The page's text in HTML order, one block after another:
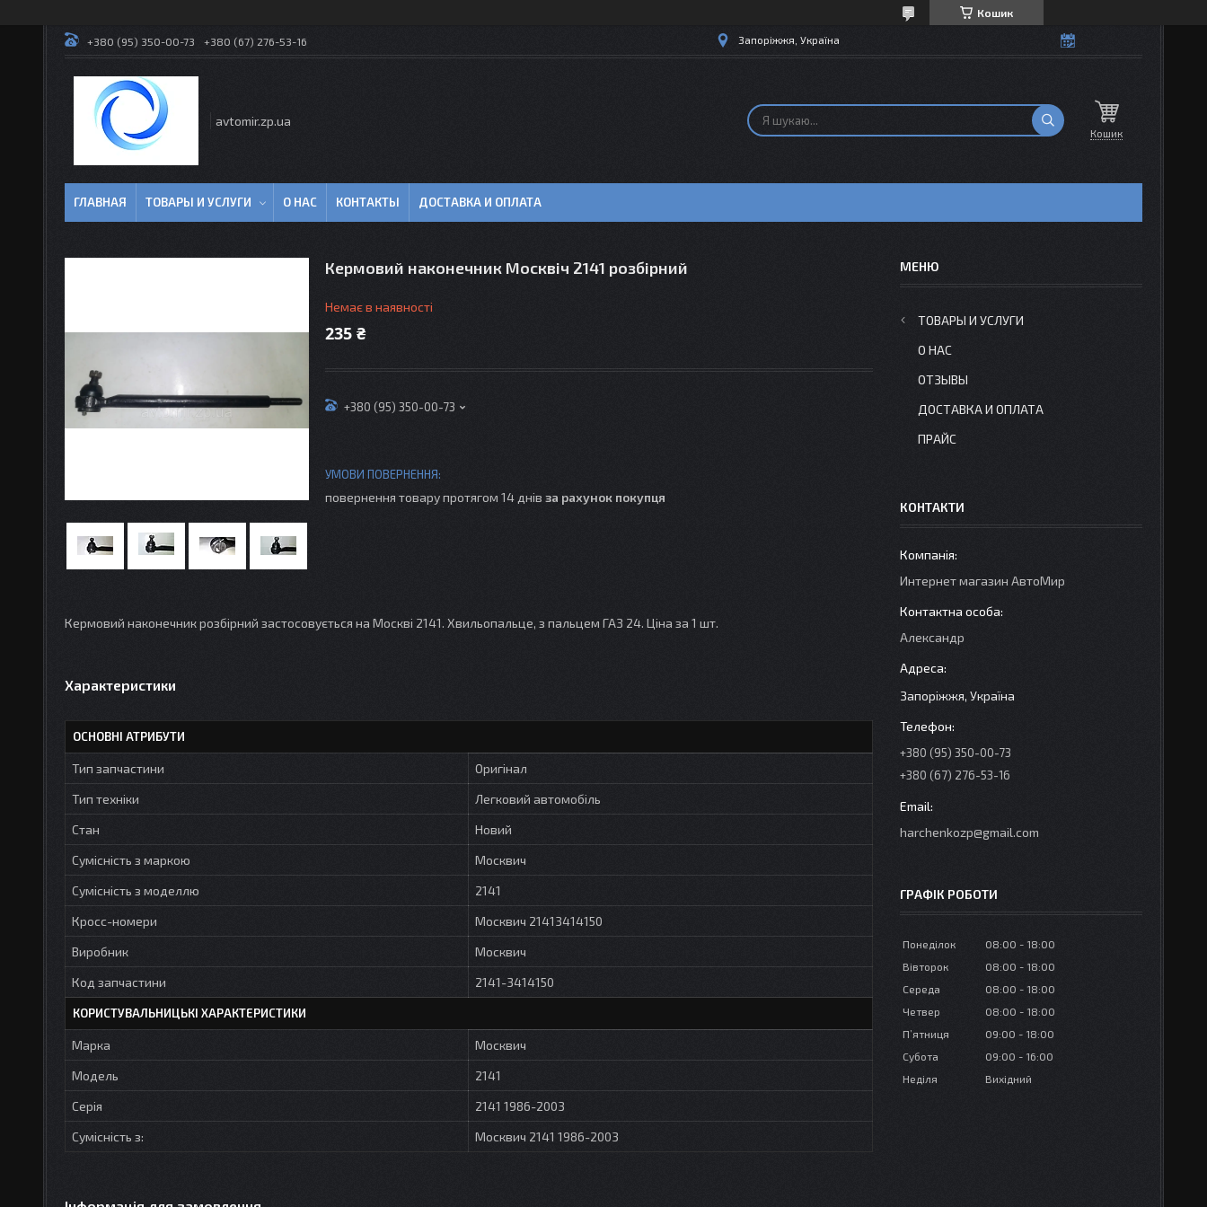
Кошик
+380 (95) 350-00-73 +380 (67) 276-53-16 Запоріжжя, Україна
avtomir.zp.ua
Кошик
ГЛАВНАЯ ТОВАРЫ И УСЛУГИ О НАС КОНТАКТЫ ДОСТАВКА И ОПЛАТА
Кермовий наконечник Москвіч 2141 розбірний
Немає в наявності
235 ₴
+380 (95) 350-00-73
повернення товару протягом 14 днів за рахунок покупця
Кермовий наконечник розбірний застосовується на Москві 2141. Хвильопальце, з пальцем ГАЗ 24. Ціна за 1 шт.
Характеристики
ОСНОВНІ АТРИБУТИ
Тип запчастини
Оригінал
Тип техніки
Легковий автомобіль
Стан
Новий
Сумісність з маркою
Москвич
Сумісність з моделлю
2141
Кросс-номери
Москвич 21413414150
Виробник
Москвич
Код запчастини
2141-3414150
КОРИСТУВАЛЬНИЦЬКІ ХАРАКТЕРИСТИКИ
Марка
Москвич
Модель
2141
Серія
2141 1986-2003
Сумісність з:
Москвич 2141 1986-2003
ТОВАРЫ И УСЛУГИ
О НАС
ОТЗЫВЫ
ДОСТАВКА И ОПЛАТА
ПРАЙС
КОНТАКТИ
Интернет магазин АвтоМир
Александр
Запоріжжя, Україна
+380 (95) 350-00-73
+380 (67) 276-53-16
harchenkozp@gmail.com
ГРАФІК РОБОТИ
Понеділок 08:00
18:00
Вівторок
08:00
18:00
Середа
08:00
18:00
Четвер
08:00
18:00
Пʼятниця
09:00
18:00
Субота
09:00
16:00
Неділя
Вихідний